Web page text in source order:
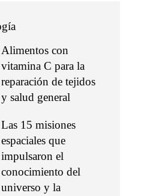
Alimentos con
vitamina C para la
reparación de tejidos
y salud general
Las 15 misiones
espaciales que
impulsaron el
conocimiento del
universo y la